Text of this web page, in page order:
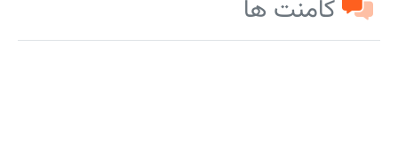
کامنت ها